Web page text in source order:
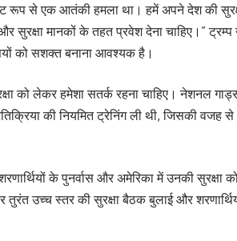
रूप से एक आतंकी हमला था। हमें अपने देश की
मानकों के तहत प्रवेश देना चाहिए।” ट्रम्प
को सशक्त बनाना आवश्यक है।
को लेकर हमेशा सतर्क रहना चाहिए। नेशनल
की नियमित ट्रेनिंग ली थी, जिसकी वजह से
के पुनर्वास और अमेरिका में उनकी सुरक्षा
उच्च स्तर की सुरक्षा बैठक बुलाई और